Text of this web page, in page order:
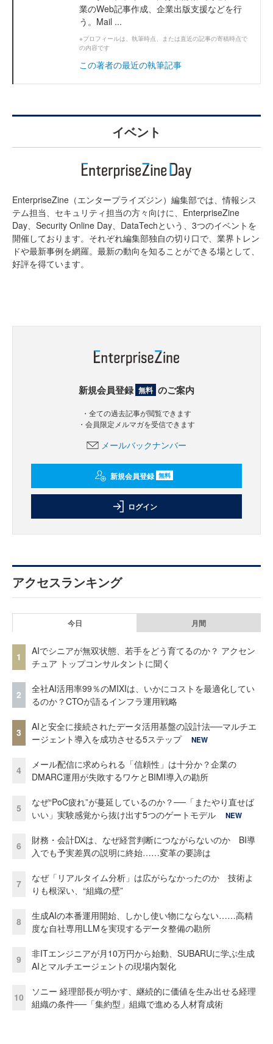
業のWeb記事作成、企業出版支援などを行
う。Mail ...
※プロフィールは、執筆時点、または直近の記事の寄稿時点で
の内容です
この著者の最近の執筆記事
イベント
EnterpriseZine（エンタープライズジン）編集部では、情報シス
テム担当、セキュリティ担当の方々向けに、EnterpriseZine
Day、Security Online Day、DataTechという、3つのイベントを
開催しております。それぞれ編集部独自の切り口で、業界トレン
ドや最新事例を網羅。最新の動向を知ることができる場として、
好評を得ています。
新規会員登録 無料 のご案内
・全ての過去記事が閲覧できます
・会員限定メルマガを受信できます
メールバックナンバー
新規会員登録 無料
ログイン
アクセスランキング
今日 月間
1
AIでシニアが無双状態、若手をどう育てるのか？ アクセン
チュア トップコンサルタントに聞く
2
全社AI活用率99％のMIXIは、いかにコストを最適化してい
るのか？CTOが語るインフラ運用戦略
3
AIと安全に接続されたデータ活用基盤の設計法──マルチエ
ージェント導入を成功させる5ステップ
NEW
4
メール配信に求められる「信頼性」は十分か？企業の
DMARC運用が失敗するワケとBIMI導入の勘所
5
なぜ“PoC疲れ”が蔓延しているのか？──「またやり直せば
いい」実験感覚から抜け出す5つのゲートモデル
NEW
6
財務・会計DXは、なぜ経営判断につながらないのか BI導
入でも予実差異の説明に終始……変革の要諦は
7
なぜ「リアルタイム分析」は広がらなかったのか 技術よ
りも根深い、“組織の壁”
8
生成AIの本番運用開始、しかし使い物にならない……高精
度な自社専用LLMを実現するデータ整備の勘所
9
非ITエンジニアが月10万円から始動、SUBARUに学ぶ生成
AIとマルチエージェントの現場内製化
10
ソニー 経理部長が明かす、継続的に価値を生み出せる経理
組織の条件──「集約型」組織で進める人材育成術